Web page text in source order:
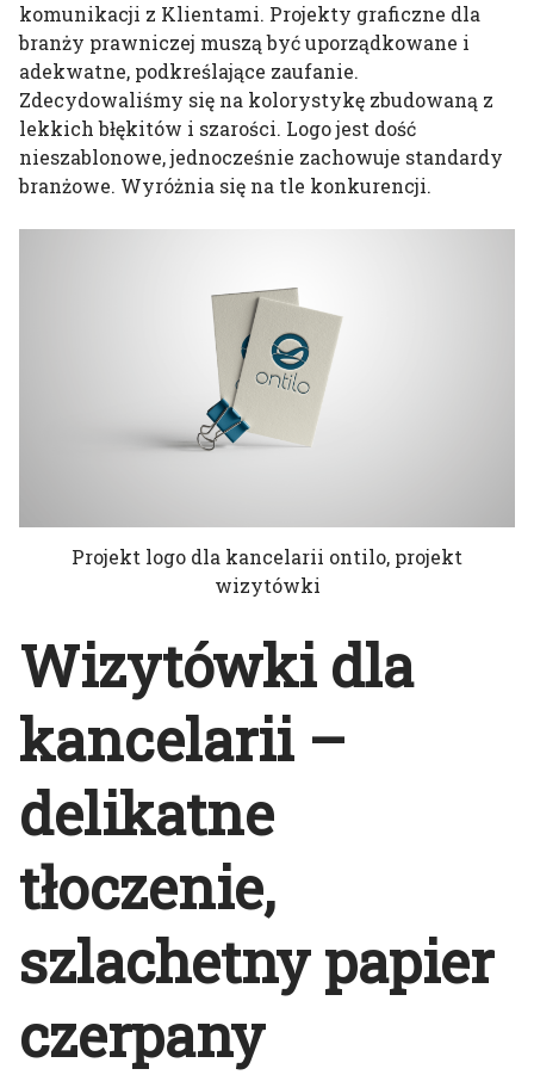
komunikacji z Klientami. Projekty graficzne dla
branży prawniczej muszą być uporządkowane i
adekwatne, podkreślające zaufanie.
Zdecydowaliśmy się na kolorystykę zbudowaną z
lekkich błękitów i szarości. Logo jest dość
nieszablonowe, jednocześnie zachowuje standardy
branżowe. Wyróżnia się na tle konkurencji.
Projekt logo dla kancelarii ontilo, projekt
wizytówki
Wizytówki dla
kancelarii –
delikatne
tłoczenie,
szlachetny papier
czerpany